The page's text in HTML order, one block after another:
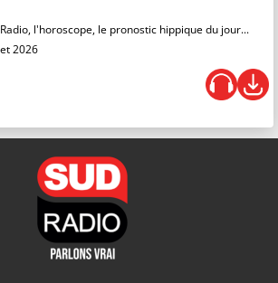
l'horoscope, le pronostic hippique du jour...
2026